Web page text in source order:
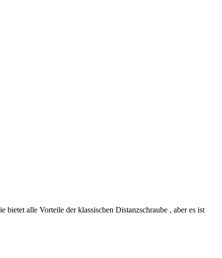
alle Vorteile der klassischen Distanzschraube , aber es ist